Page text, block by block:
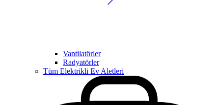
Vantilatörler
Radyatörler
Tüm Elektrikli Ev Aletleri